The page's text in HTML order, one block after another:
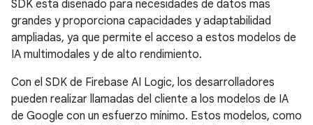
SDK está diseñado para necesidades de datos más
grandes y proporciona capacidades y adaptabilidad
ampliadas, ya que permite el acceso a estos modelos de
IA multimodales y de alto rendimiento.
Con el SDK de Firebase AI Logic, los desarrolladores
pueden realizar llamadas del cliente a los modelos de IA
de Google con un esfuerzo mínimo. Estos modelos, como